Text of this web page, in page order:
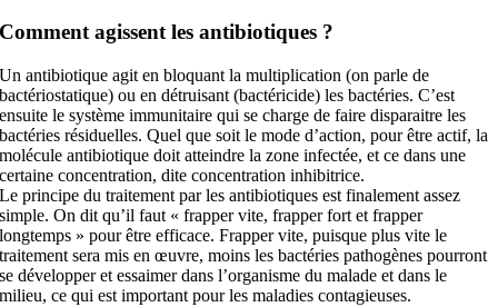
Comment agissent les antibiotiques ?
Un antibiotique agit en bloquant la multiplication (on parle de
bactériostatique) ou en détruisant (bactéricide) les bactéries. C’est
ensuite le système immunitaire qui se charge de faire disparaitre les
bactéries résiduelles. Quel que soit le mode d’action, pour être actif, la
molécule antibiotique doit atteindre la zone infectée, et ce dans une
certaine concentration, dite concentration inhibitrice.
Le principe du traitement par les antibiotiques est finalement assez
simple. On dit qu’il faut « frapper vite, frapper fort et frapper
longtemps » pour être efficace. Frapper vite, puisque plus vite le
traitement sera mis en œuvre, moins les bactéries pathogènes pourront
se développer et essaimer dans l’organisme du malade et dans le
milieu, ce qui est important pour les maladies contagieuses.